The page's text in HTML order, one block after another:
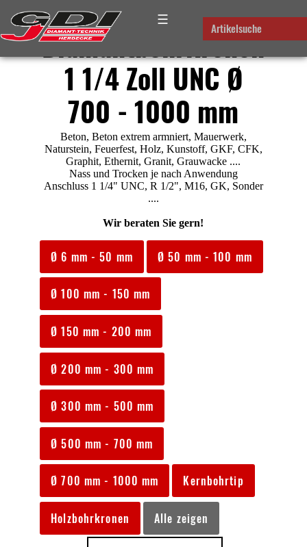
☰ Artikelsuche
Diamantbohrkronen
1 1/4 Zoll UNC Ø
700 - 1000 mm
Beton, Beton extrem armniert, Mauerwerk,
Naturstein, Feuerfest, Holz, Kunstoff, GKF, CFK,
Graphit, Ethernit, Granit, Grauwacke ....
Nass und Trocken je nach Anwendung
Anschluss 1 1/4" UNC, R 1/2", M16, GK, Sonder
....
Wir beraten Sie gern!
Ø 6 mm - 50 mm Ø 50 mm - 100 mm
Ø 100 mm - 150 mm
Ø 150 mm - 200 mm
Ø 200 mm - 300 mm
Ø 300 mm - 500 mm
Ø 500 mm - 700 mm
Ø 700 mm - 1000 mm Kernbohrtip
Holzbohrkronen Alle zeigen